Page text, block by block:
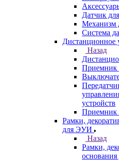
Датчик
Механизм
Система
Дистанционное
Назад
Приемник
устройств
Приемник
Рамки,
для ЭУИ
Назад
Рамки,